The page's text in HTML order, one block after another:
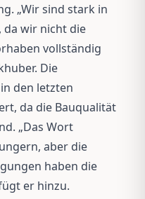
„Wir sind stark in
da wir nicht die
vollständig
Die
den letzten
da die Bauqualität
„Das Wort
aber die
haben die
er hinzu.